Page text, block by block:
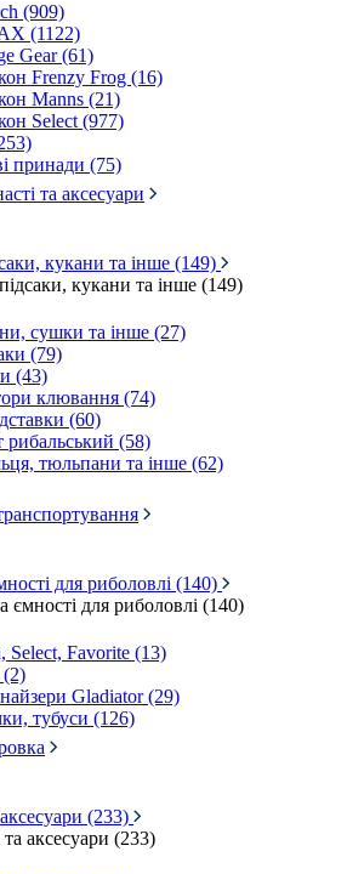
(909)
(1122)
Gear (61)
Frenzy Frog (16)
Manns (21)
Select (977)
принади (75)
та аксесуари
кукани та інше (149)
кукани та інше (149)
сушки та інше (27)
(79)
(43)
клювання (74)
(60)
рибальський (58)
тюльпани та інше (62)
для риболовлі (140)
ємності для риболовлі (140)
Select, Favorite (13)
(2)
Gladiator (29)
тубуси (126)
(233)
та аксесуари (233)